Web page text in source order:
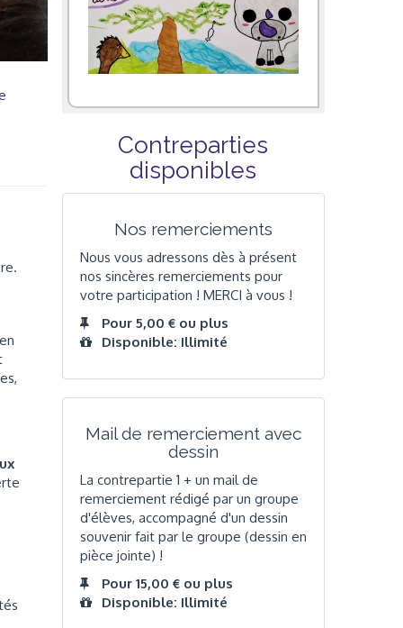
Contreparties
disponibles
Nos remerciements
Nous vous adressons dès à présent
nos sincères remerciements pour
votre participation ! MERCI à vous !
Pour 5,00 € ou plus
Disponible: Illimité
Mail de remerciement avec
dessin
La contrepartie 1 + un mail de
remerciement rédigé par un groupe
d'élèves, accompagné d'un dessin
souvenir fait par le groupe (dessin en
pièce jointe) !
Pour 15,00 € ou plus
Disponible: Illimité